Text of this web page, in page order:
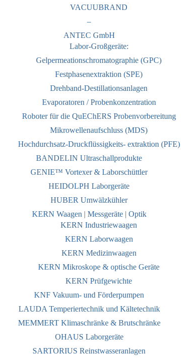
VACUUBRAND
–
ANTEC GmbH
Labor-Großgeräte:
Gelpermeationschromatographie (GPC)
Festphasenextraktion (SPE)
Drehband-Destillationsanlagen
Evaporatoren / Probenkonzentration
Roboter für die QuEChERS Probenvorbereitung
Mikrowellenaufschluss (MDS)
Hochdurchsatz-Druckflüssigkeits- extraktion (PFE)
BANDELIN Ultraschallprodukte
GENIE™ Vortexer & Laborschüttler
HEIDOLPH Laborgeräte
HUBER Umwälzkühler
KERN Waagen | Messgeräte | Optik
KERN Industriewaagen
KERN Laborwaagen
KERN Medizinwaagen
KERN Mikroskope & optische Geräte
KERN Prüfgewichte
KNF Vakuum- und Förderpumpen
LAUDA Temperiertechnik und Kältetechnik
MEMMERT Klimaschränke & Brutschränke
OHAUS Laborgeräte
SARTORIUS Reinstwasseranlagen